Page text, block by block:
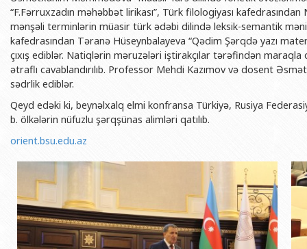
BDU-nun məzunları
Fəxri doktorlarımız
BDU-da təhsil
BDU-da tədris olunan ixtisaslar
Universitet tarixinin ən mühüm hadisələri
İnsan resursları və hüquq şöbəsi
Sənədlər və Müraciətlərlə iş
Maliyyə və təminat Departamenti
Psixoloji Yardım Sektoru
Mədəniyyət-yaradıcılıq Mərkəzi
BDU-nun Nəşr Evi
Geologiya fakültəsi
Filologiya fakültəsi
Tarix fakültəsi
Hüquq fakültəsi
Şərqşünasliq
Sosial elmlər və
Şəxsi
Publik
“F.Fərruxzadın məhəbbət lirikası”, Türk filologiyası
mənşəli terminlərin müasir türk ədəbi dilində leksik-semantik
kafedrasından Təranə Hüseynbalayeva “Qədim Şərqdə yazı
çıxış ediblər. Natiqlərin məruzələri iştirakçılar tərəfindən maraqla
ətraflı cavablandırılıb. Professor Mehdi Kazımov və dosent
sədrlik ediblər.
Qeyd edəki ki, beynəlxalq elmi konfransa Türkiyə, Rusiya
b. ölkələrin nüfuzlu şərqşünas alimləri qatılıb.
orient.bsu.edu.az